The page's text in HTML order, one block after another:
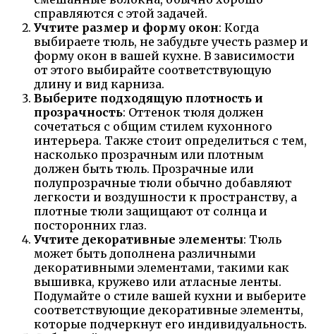
справляются с этой задачей.
Учтите размер и форму окон: Когда
выбираете тюль, не забудьте учесть размер и
форму окон в вашей кухне. В зависимости
от этого выбирайте соответствующую
длину и вид карниза.
Выберите подходящую плотность и
прозрачность: Оттенок тюля должен
сочетаться с общим стилем кухонного
интерьера. Также стоит определиться с тем,
насколько прозрачным или плотным
должен быть тюль. Прозрачные или
полупрозрачные тюли обычно добавляют
легкости и воздушности к пространству, а
плотные тюли защищают от солнца и
посторонних глаз.
Учтите декоративные элементы: Тюль
может быть дополнена различными
декоративными элементами, такими как
вышивка, кружево или атласные ленты.
Подумайте о стиле вашей кухни и выберите
соответствующие декоративные элементы,
которые подчеркнут его индивидуальность.